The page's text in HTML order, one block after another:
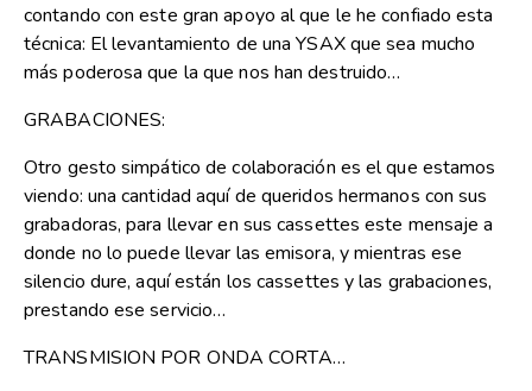
contando con este gran apoyo al que le he confiado esta
técnica: El levantamiento de una YSAX que sea mucho
más poderosa que la que nos han destruido…
GRABACIONES:
Otro gesto simpático de colaboración es el que estamos
viendo: una cantidad aquí de queridos hermanos con sus
grabadoras, para llevar en sus cassettes este mensaje a
donde no lo puede llevar las emisora, y mientras ese
silencio dure, aquí están los cassettes y las grabaciones,
prestando ese servicio…
TRANSMISION POR ONDA CORTA…